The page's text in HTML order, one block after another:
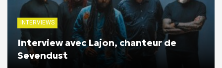
INTERVIEWS
Interview avec Lajon, chanteur de
Sevendust